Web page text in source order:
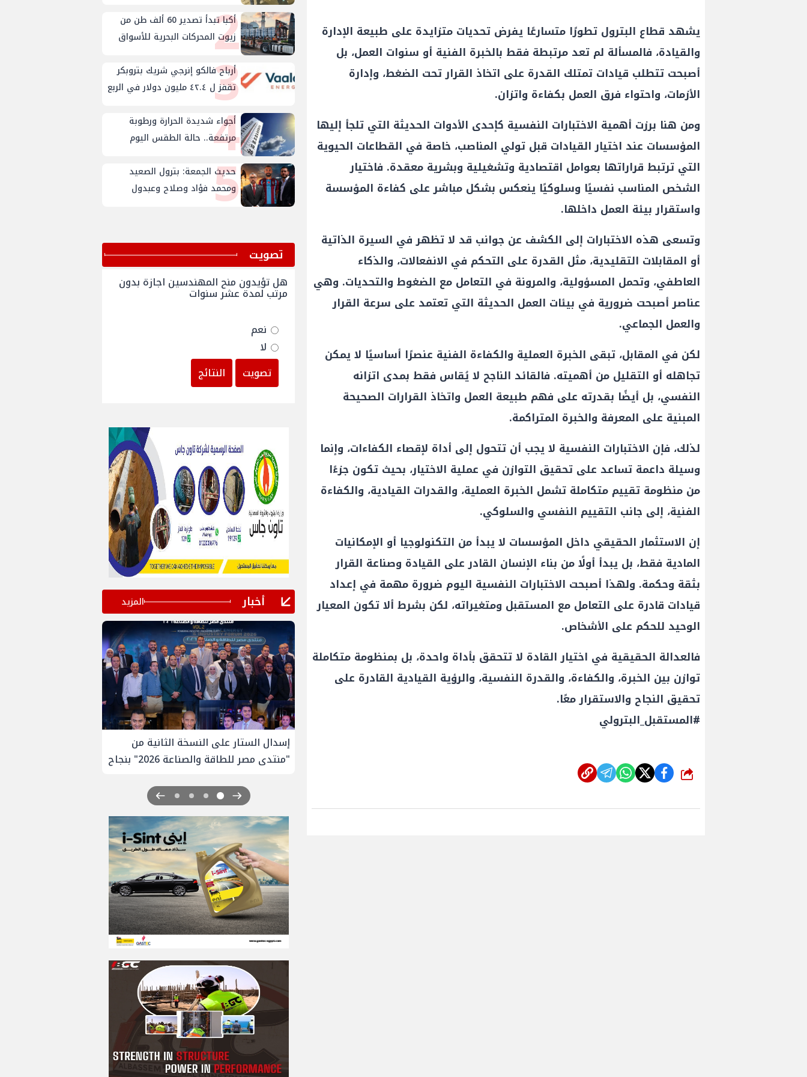
يشهد قطاع البترول تطورًا متسارعًا يفرض تحديات متزايدة على طبيعة الإدارة
والقيادة، فالمسألة لم تعد مرتبطة فقط بالخبرة الفنية أو سنوات العمل، بل
أصبحت تتطلب قيادات تمتلك القدرة على اتخاذ القرار تحت الضغط، وإدارة
الأزمات، واحتواء فرق العمل بكفاءة واتزان.
ومن هنا برزت أهمية الاختبارات النفسية كإحدى الأدوات الحديثة التي تلجأ إليها
المؤسسات عند اختيار القيادات قبل تولي المناصب، خاصة في القطاعات الحيوية
التي ترتبط قراراتها بعوامل اقتصادية وتشغيلية وبشرية معقدة. فاختيار
الشخص المناسب نفسيًا وسلوكيًا ينعكس بشكل مباشر على كفاءة المؤسسة
واستقرار بيئة العمل داخلها.
وتسعى هذه الاختبارات إلى الكشف عن جوانب قد لا تظهر في السيرة الذاتية
أو المقابلات التقليدية، مثل القدرة على التحكم في الانفعالات، والذكاء
العاطفي، وتحمل المسؤولية، والمرونة في التعامل مع الضغوط والتحديات. وهي
عناصر أصبحت ضرورية في بيئات العمل الحديثة التي تعتمد على سرعة القرار
والعمل الجماعي.
لكن في المقابل، تبقى الخبرة العملية والكفاءة الفنية عنصرًا أساسيًا لا يمكن
تجاهله أو التقليل من أهميته. فالقائد الناجح لا يُقاس فقط بمدى اتزانه
النفسي، بل أيضًا بقدرته على فهم طبيعة العمل واتخاذ القرارات الصحيحة
المبنية على المعرفة والخبرة المتراكمة.
لذلك، فإن الاختبارات النفسية لا يجب أن تتحول إلى أداة لإقصاء الكفاءات، وإنما
وسيلة داعمة تساعد على تحقيق التوازن في عملية الاختيار، بحيث تكون جزءًا
من منظومة تقييم متكاملة تشمل الخبرة العملية، والقدرات القيادية، والكفاءة
الفنية، إلى جانب التقييم النفسي والسلوكي.
إن الاستثمار الحقيقي داخل المؤسسات لا يبدأ من التكنولوجيا أو الإمكانيات
المادية فقط، بل يبدأ أولًا من بناء الإنسان القادر على القيادة وصناعة القرار
بثقة وحكمة. ولهذا أصبحت الاختبارات النفسية اليوم ضرورة مهمة في إعداد
قيادات قادرة على التعامل مع المستقبل ومتغيراته، لكن بشرط ألا تكون المعيار
الوحيد للحكم على الأشخاص.
فالعدالة الحقيقية في اختيار القادة لا تتحقق بأداة واحدة، بل بمنظومة متكاملة
توازن بين الخبرة، والكفاءة، والقدرة النفسية، والرؤية القيادية القادرة على
تحقيق النجاح والاستقرار معًا.
#المستقبل_البترولي
شارك
2
أكبا تبدأ تصدير 60 ألف طن من
زيوت المحركات البحرية للأسواق
الخارجية
3
أرباح فالكو إنرجي شريك بتروبكر
تقفز ل ٤٢.٤ مليون دولار في الربع
الثاني من ٢٠٢٦
4
أجواء شديدة الحرارة ورطوبة
مرتفعة.. حالة الطقس اليوم
الجمعة 7 أغسطس 2026
5
حديث الجمعة: بترول الصعيد
ومحمد فؤاد وصلاح وعبدول
ﺗﺼﻮﻳﺖ
هل تؤيدون منح المهندسين اجازة بدون
مرتب لمدة عشر سنوات
نعم
لا
تصويت
النتائج
أخبار المزيد
الالواح الخشبية بإدكو
إسدال الستار على النسخة الثانية من
"منتدى مصر للطاقة والصناعة 2026" بنجاح